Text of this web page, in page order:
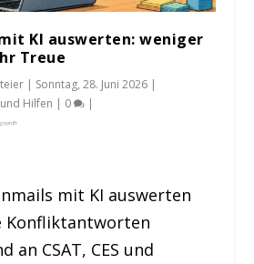
KI auswerten: weniger
Treue
| Sonntag, 28. Juni 2026 |
Hilfen | 0 |
mit KI auswerten
Konfliktantworten
an CSAT, CES und